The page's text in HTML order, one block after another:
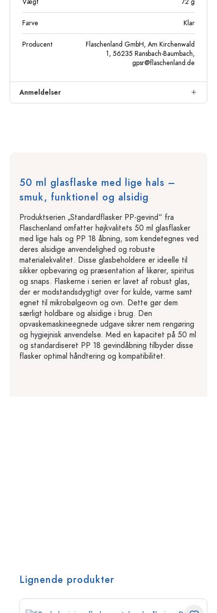
Farve Klar
Producent
Flaschenland GmbH, Am Kirchenwald
1, 56235 Ransbach-Baumbach,
gpsr@flaschenland.de
Anmeldelser
50 ml glasflaske med lige hals –
smuk, funktionel og alsidig
Produktserien „Standardflasker PP-gevind“ fra
Flaschenland omfatter højkvalitets 50 ml glasflasker
med lige hals og PP 18 åbning, som kendetegnes ved
deres alsidige anvendelighed og robuste
materialekvalitet. Disse glasbeholdere er ideelle til
sikker opbevaring og præsentation af likører, spiritus
og snaps. Flaskerne i serien er lavet af robust glas,
der er modstandsdygtigt over for kulde, varme samt
egnet til mikrobølgeovn og ovn. Dette gør dem
særligt holdbare og alsidige i brug. Den
opvaskemaskineegnede udgave sikrer nem rengøring
og hygiejnisk anvendelse. Med en kapacitet på 50 ml
og standardiseret PP 18 gevindåbning tilbyder disse
flasker optimal håndtering og kompatibilitet.
Lignende produkter